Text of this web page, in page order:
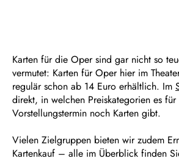
Karten für die Oper sind gar nicht so
vermutet: Karten für Oper hier im
regulär schon ab 14 Euro erhältlich. Im
direkt, in welchen Preiskategorien es für
Vorstellungstermin noch Karten gibt.
Vielen Zielgruppen bieten wir zudem
Kartenkauf – alle im Überblick finden